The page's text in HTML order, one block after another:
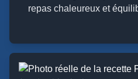
repas chaleureux et